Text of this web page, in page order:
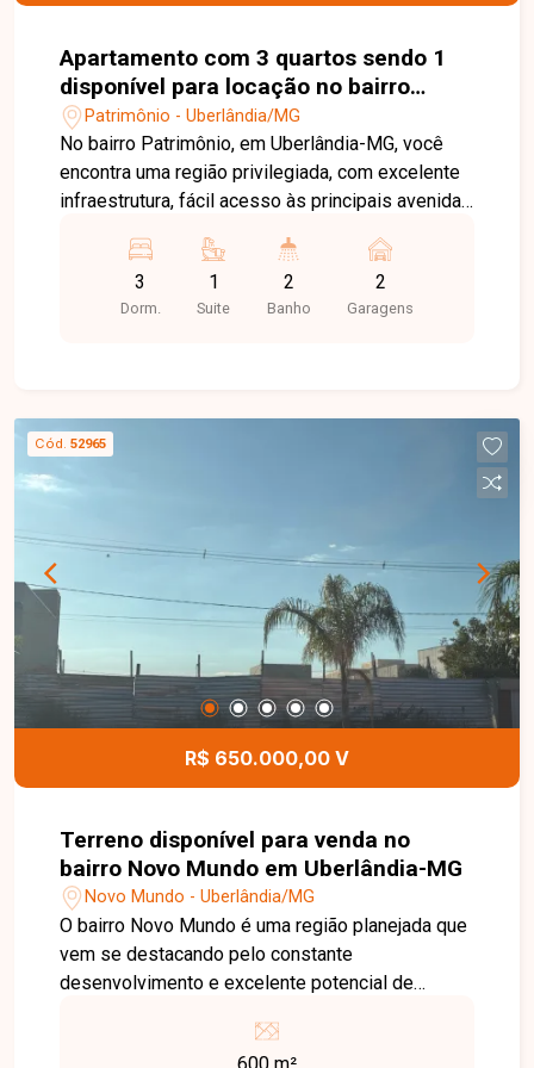
Apartamento com 3 quartos sendo 1
disponível para locação no bairro
Patrimônio em Uberlândia-MG
Patrimônio - Uberlândia/MG
No bairro Patrimônio, em Uberlândia-MG, você
encontra uma região privilegiada, com excelente
infraestrutura, fácil acesso às principais avenidas
supermercados, escolas, farmácias e diversos
comércios, proporcionando praticidade e
qualidade de vida. Apartamento disponível para
cozinha com armários, área de serviço e 1 vaga
de garagem. O imóvel oferece ambientes
amplos, bem distribuídos e funcionais, ideal para
Uma excelente oportunidade para morar em uma
das regiões mais valorizadas de Uberlândia.
Entre em contato e agende sua visita!
3
Dorm.
1
Suite
2
Banho
2
Garagens
Cód. 52965
R$ 650.000,00 V
Terreno disponível para venda no
bairro Novo Mundo em Uberlândia-MG
Novo Mundo - Uberlândia/MG
O bairro Novo Mundo é uma região planejada que
vem se destacando pelo constante
desenvolvimento e excelente potencial de
tranquilas, áreas de lazer e fácil acesso às